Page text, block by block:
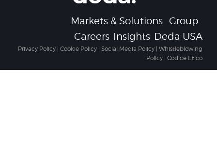
Markets & Solutions Group
Careers Insights Deda USA
Privacy Policy Cookie Policy Social Media Policy Whistleblowing
Policy Codice Etico